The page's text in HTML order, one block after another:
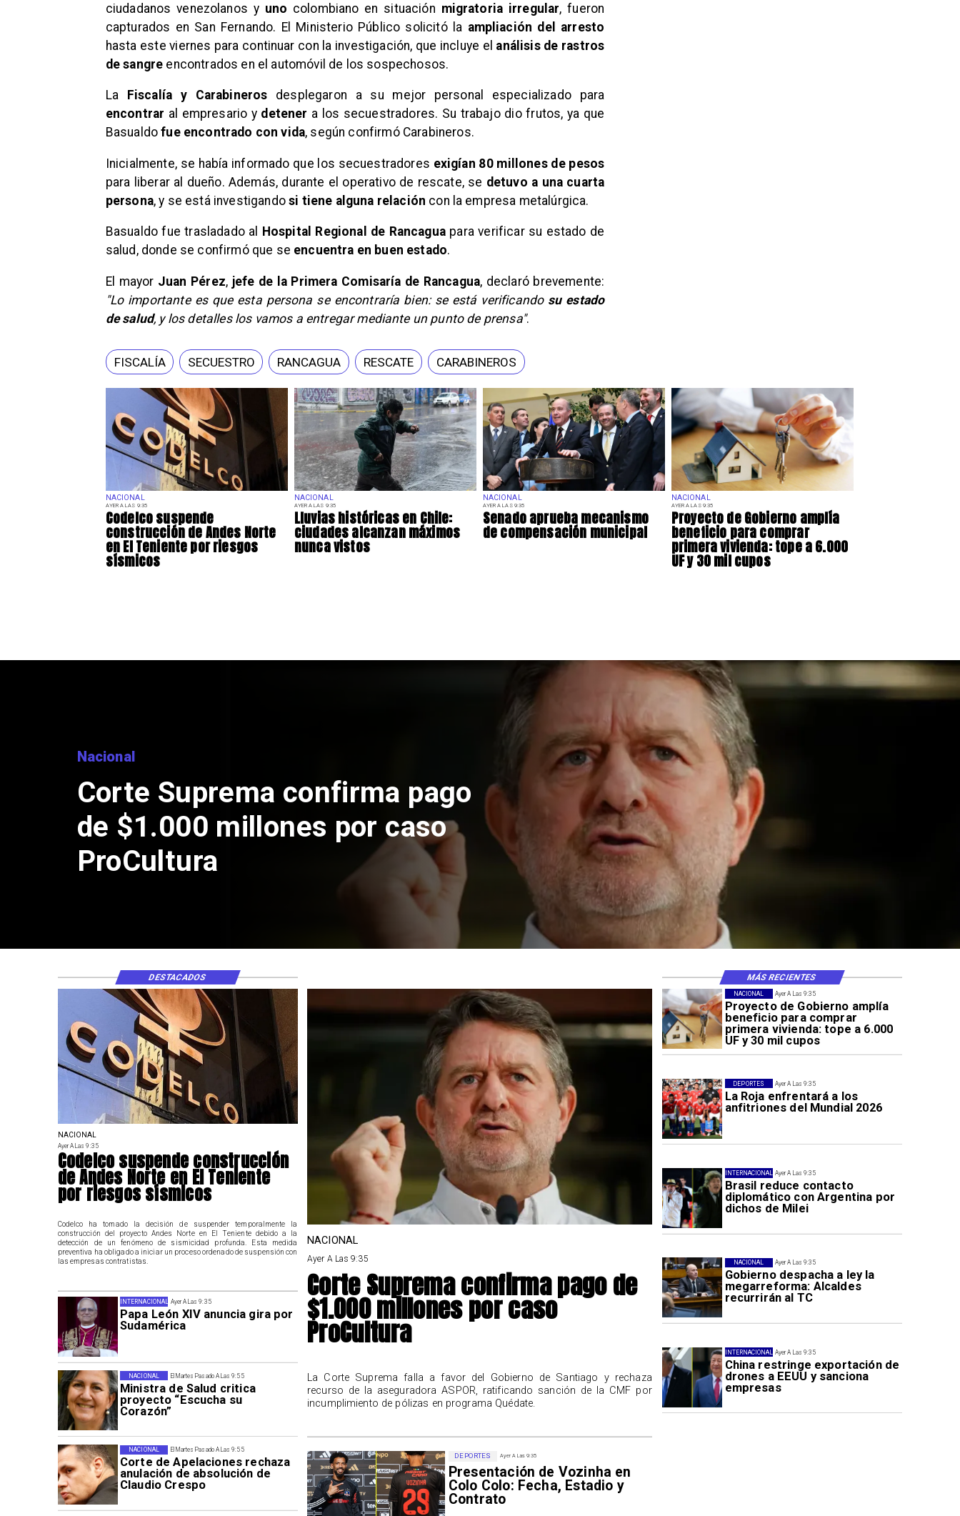
NACIONAL
AYER A LAS 9:35
Codelco suspende
construcción de Andes Norte
en El Teniente por riesgos
sísmicos
NACIONAL
AYER A LAS 9:35
Lluvias históricas en Chile:
ciudades alcanzan máximos
nunca vistos
NACIONAL
AYER A LAS 9:35
Senado aprueba mecanismo
de compensación municipal
NACIONAL
AYER A LAS 9:35
Proyecto de Gobierno amplía
beneficio para comprar
primera vivienda: tope a 6.000
UF y 30 mil cupos
ciudadanos venezolanos y uno colombiano en situación migratoria irregular, fueron
capturados en San Fernando. El Ministerio Público solicitó la ampliación del arresto
hasta este viernes para continuar con la investigación, que incluye el análisis de rastros
de sangre encontrados en el automóvil de los sospechosos.
La Fiscalía y Carabineros desplegaron a su mejor personal especializado para
encontrar al empresario y detener a los secuestradores. Su trabajo dio frutos, ya que
Basualdofue encontrado con vida, según confirmó Carabineros.
Inicialmente, se había informado que los secuestradores exigían 80 millones de pesos
para liberar al dueño. Además, durante el operativo de rescate, se detuvo a una cuarta
persona, y se está investigandosi tiene alguna relación con la empresa metalúrgica.
Basualdo fue trasladado al Hospital Regional de Rancaguapara verificar su estado de
salud, donde se confirmó que se encuentra en buen estado.
El mayor Juan Pérez, jefe de la Primera Comisaría de Rancagua, declaró brevemente:
"Lo importante es que esta persona se encontraría bien: se está verificando su estado
de salud, y los detalles los vamos a entregar mediante un punto de prensa".
FISCALÍA SECUESTRO RANCAGUA RESCATE CARABINEROS
Nacional
Codelco suspende construcción
de Andes Norte en El Teniente
por riesgos sísmicos
Ayer A Las 9:35
Proyecto de Gobierno amplía
beneficio para comprar
primera vivienda: tope a 6.000
UF y 30 mil cupos
NACIONAL
Ayer A Las 9:35
La Roja enfrentará a los
anfitriones del Mundial 2026
DEPORTES
Ayer A Las 9:35
Brasil reduce contacto
diplomático con Argentina por
dichos de Milei
INTERNACIONAL
Ayer A Las 9:35
Gobierno despacha a ley la
megarreforma: Alcaldes
recurrirán al TC
NACIONAL
Ayer A Las 9:35
China restringe exportación de
drones a EEUU y sanciona
empresas
INTERNACIONAL
Ayer A Las 9:35
Papa León XIV anuncia gira por
Sudamérica
INTERNACIONAL
El Martes Pasado A Las 9:55
Ministra de Salud critica
proyecto “Escucha su
Corazón”
NACIONAL
El Martes Pasado A Las 9:55
Corte de Apelaciones rechaza
anulación de absolución de
Claudio Crespo
NACIONAL
Ayer A Las 9:35
Presentación de Vozinha en
Colo Colo: Fecha, Estadio y
Contrato
DEPORTES
NACIONAL
Ayer A Las 9:35
Codelco suspende construcción
de Andes Norte en El Teniente
por riesgos sísmicos
Codelco ha tomado la decisión de suspender temporalmente la
construcción del proyecto Andes Norte en El Teniente debido a la
detección de un fenómeno de sismicidad profunda. Esta medida
preventiva ha obligado a iniciar un proceso ordenado de suspensión con
las empresas contratistas.
NACIONAL
Ayer A Las 9:35
Corte Suprema confirma pago de
$1.000 millones por caso
ProCultura
La Corte Suprema falla a favor del Gobierno de Santiago y rechaza
recurso de la aseguradora ASPOR, ratificando sanción de la CMF por
incumplimiento de pólizas en programa Quédate.
DESTACADOS MÁS RECIENTES